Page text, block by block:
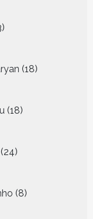
producten
18
producten
18
producten
24
producten
8
producten